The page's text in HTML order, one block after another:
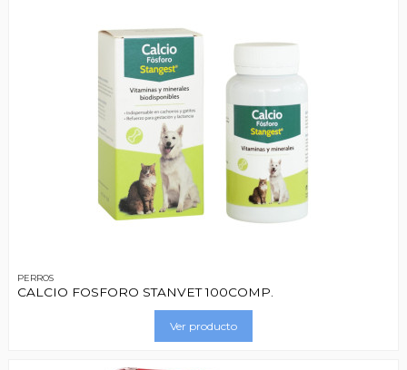
PERROS
CALCIO FOSFORO STANVET 100COMP.
Ver producto